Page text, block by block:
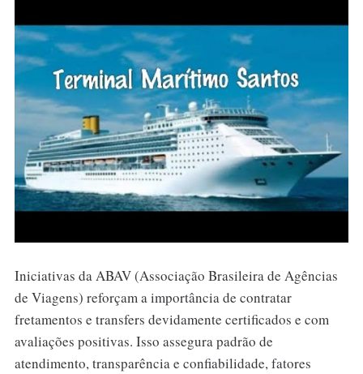
Iniciativas da ABAV (Associação Brasileira de Agências
de Viagens) reforçam a importância de contratar
fretamentos e transfers devidamente certificados e com
avaliações positivas. Isso assegura padrão de
atendimento, transparência e confiabilidade, fatores